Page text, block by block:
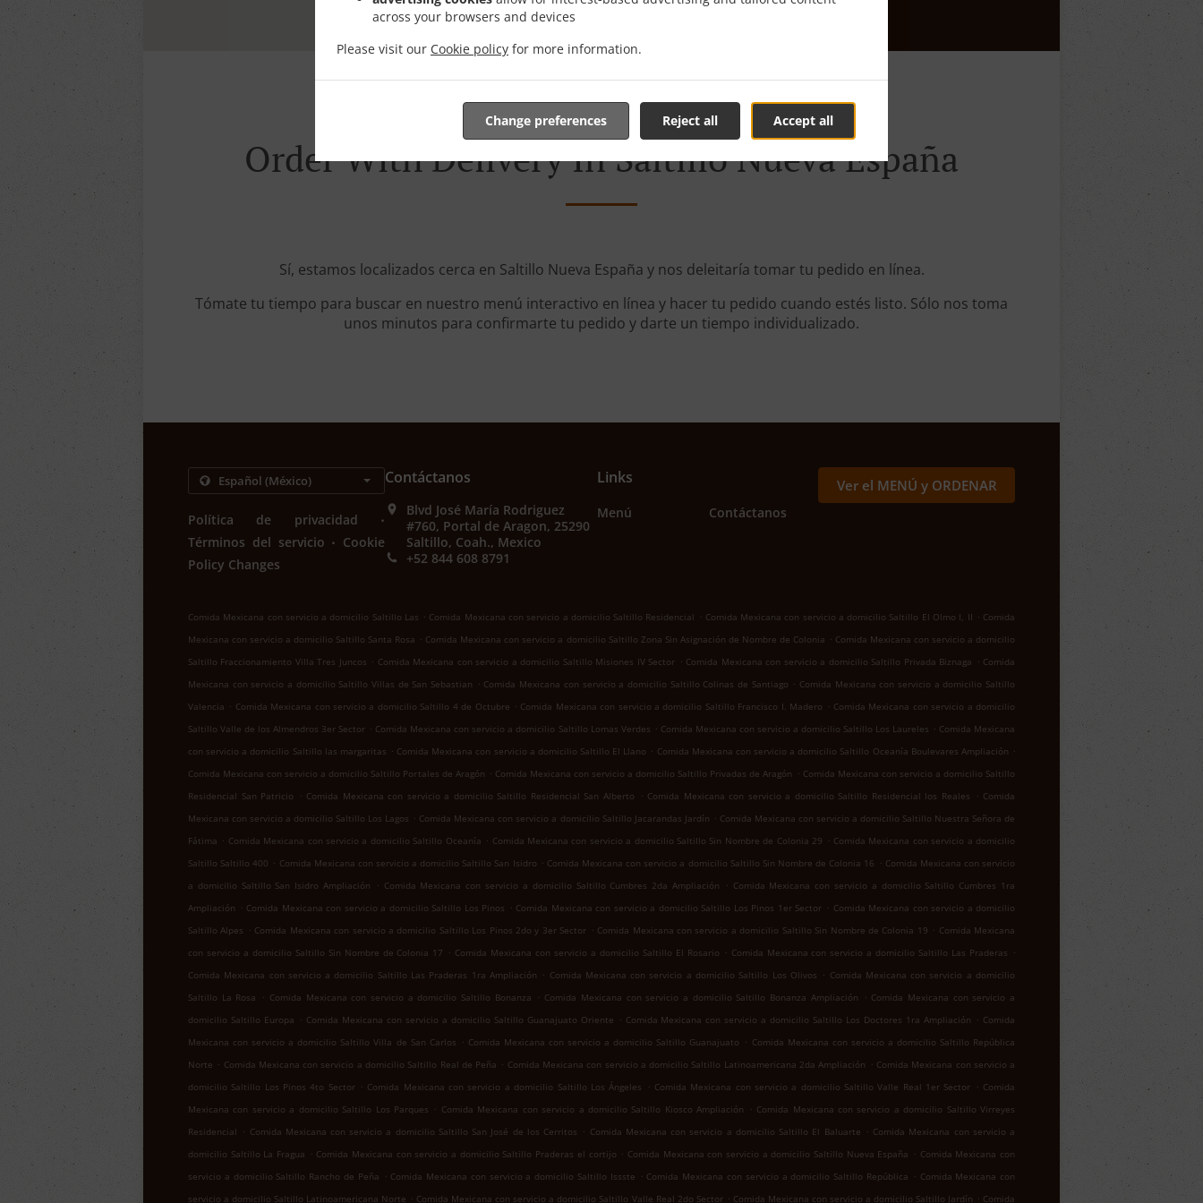
across your browsers and devices
Please visit our Cookie policy for more information.
Accept all
Reject all
Change preferences
Order With Delivery In Saltillo Nueva España
Sí, estamos localizados cerca en Saltillo Nueva España y nos deleitaría tomar tu pedido en línea.
Tómate tu tiempo para buscar en nuestro menú interactivo en línea y hacer tu pedido cuando estés listo. Sólo nos toma
unos minutos para confirmarte tu pedido y darte un tiempo individualizado.
Política de privacidad .
Términos del servicio . Cookie
Policy Changes
Contáctanos
Blvd José María Rodriguez
#760, Portal de Aragon, 25290
Saltillo, Coah., Mexico
+52 844 608 8791
Links
Menú Contáctanos
Ver el MENÚ y ORDENAR
Comida Mexicana con servicio a domicilio Saltillo Las . Comida Mexicana con servicio a domicilio Saltillo Residencial . Comida Mexicana con servicio a domicilio Saltillo El Olmo I, II . Comida
Mexicana con servicio a domicilio Saltillo Santa Rosa . Comida Mexicana con servicio a domicilio Saltillo Zona Sin Asignación de Nombre de Colonia . Comida Mexicana con servicio a domicilio
Saltillo Fraccionamiento Villa Tres Juncos . Comida Mexicana con servicio a domicilio Saltillo Misiones IV Sector . Comida Mexicana con servicio a domicilio Saltillo Privada Biznaga . Comida
Mexicana con servicio a domicilio Saltillo Villas de San Sebastian . Comida Mexicana con servicio a domicilio Saltillo Colinas de Santiago . Comida Mexicana con servicio a domicilio Saltillo
Valencia . Comida Mexicana con servicio a domicilio Saltillo 4 de Octubre . Comida Mexicana con servicio a domicilio Saltillo Francisco I. Madero . Comida Mexicana con servicio a domicilio
Saltillo Valle de los Almendros 3er Sector . Comida Mexicana con servicio a domicilio Saltillo Lomas Verdes . Comida Mexicana con servicio a domicilio Saltillo Los Laureles . Comida Mexicana
con servicio a domicilio Saltillo las margaritas . Comida Mexicana con servicio a domicilio Saltillo El Llano . Comida Mexicana con servicio a domicilio Saltillo Oceanía Boulevares Ampliación .
Comida Mexicana con servicio a domicilio Saltillo Portales de Aragón . Comida Mexicana con servicio a domicilio Saltillo Privadas de Aragón . Comida Mexicana con servicio a domicilio Saltillo
Residencial San Patricio
. Comida Mexicana con servicio a domicilio Saltillo Residencial San Alberto . Comida Mexicana con servicio a domicilio Saltillo Residencial los Reales . Comida
Mexicana con servicio a domicilio Saltillo Los Lagos . Comida Mexicana con servicio a domicilio Saltillo Jacarandas Jardín . Comida Mexicana con servicio a domicilio Saltillo Nuestra Señora de
Fátima . Comida Mexicana con servicio a domicilio Saltillo Oceanía . Comida Mexicana con servicio a domicilio Saltillo Sin Nombre de Colonia 29 . Comida Mexicana con servicio a domicilio
Saltillo Saltillo 400 . Comida Mexicana con servicio a domicilio Saltillo San Isidro . Comida Mexicana con servicio a domicilio Saltillo Sin Nombre de Colonia 16 . Comida Mexicana con servicio
a domicilio Saltillo San Isidro Ampliación
. Comida Mexicana con servicio a domicilio Saltillo Cumbres 2da Ampliación . Comida Mexicana con servicio a domicilio Saltillo Cumbres 1ra
Ampliación . Comida Mexicana con servicio a domicilio Saltillo Los Pinos . Comida Mexicana con servicio a domicilio Saltillo Los Pinos 1er Sector . Comida Mexicana con servicio a domicilio
Saltillo Alpes . Comida Mexicana con servicio a domicilio Saltillo Los Pinos 2do y 3er Sector . Comida Mexicana con servicio a domicilio Saltillo Sin Nombre de Colonia 19 . Comida Mexicana
con servicio a domicilio Saltillo Sin Nombre de Colonia 17 . Comida Mexicana con servicio a domicilio Saltillo El Rosario . Comida Mexicana con servicio a domicilio Saltillo Las Praderas .
Comida Mexicana con servicio a domicilio Saltillo Las Praderas 1ra Ampliación . Comida Mexicana con servicio a domicilio Saltillo Los Olivos . Comida Mexicana con servicio a domicilio
Saltillo La Rosa
. Comida Mexicana con servicio a domicilio Saltillo Bonanza . Comida Mexicana con servicio a domicilio Saltillo Bonanza Ampliación . Comida Mexicana con servicio a
domicilio Saltillo Europa . Comida Mexicana con servicio a domicilio Saltillo Guanajuato Oriente . Comida Mexicana con servicio a domicilio Saltillo Los Doctores 1ra Ampliación . Comida
Mexicana con servicio a domicilio Saltillo Villa de San Carlos . Comida Mexicana con servicio a domicilio Saltillo Guanajuato . Comida Mexicana con servicio a domicilio Saltillo República
Norte . Comida Mexicana con servicio a domicilio Saltillo Real de Peña . Comida Mexicana con servicio a domicilio Saltillo Latinoamericana 2da Ampliación . Comida Mexicana con servicio a
domicilio Saltillo Los Pinos 4to Sector . Comida Mexicana con servicio a domicilio Saltillo Los Ángeles . Comida Mexicana con servicio a domicilio Saltillo Valle Real 1er Sector . Comida
Mexicana con servicio a domicilio Saltillo Los Parques . Comida Mexicana con servicio a domicilio Saltillo Kiosco Ampliación . Comida Mexicana con servicio a domicilio Saltillo Virreyes
Residencial . Comida Mexicana con servicio a domicilio Saltillo San José de los Cerritos . Comida Mexicana con servicio a domicilio Saltillo El Baluarte . Comida Mexicana con servicio a
domicilio Saltillo La Fragua . Comida Mexicana con servicio a domicilio Saltillo Praderas el cortijo . Comida Mexicana con servicio a domicilio Saltillo Nueva España . Comida Mexicana con
servicio a domicilio Saltillo Rancho de Peña . Comida Mexicana con servicio a domicilio Saltillo Issste . Comida Mexicana con servicio a domicilio Saltillo República . Comida Mexicana con
servicio a domicilio Saltillo Latinoamericana Norte . Comida Mexicana con servicio a domicilio Saltillo Valle Real 2do Sector . Comida Mexicana con servicio a domicilio Saltillo Jardín . Comida